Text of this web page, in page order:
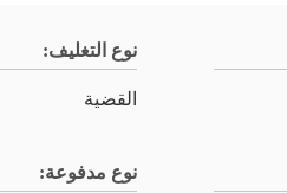
نوع التغليف:
القضية
نوع مدفوعة: